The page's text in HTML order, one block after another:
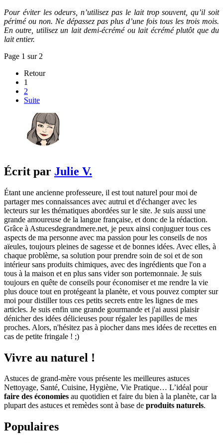
Pour éviter les odeurs, n’utilisez pas le lait trop souvent, qu’il soit
périmé ou non. Ne dépassez pas plus d’une fois tous les trois mois.
En outre, utilisez un lait demi-écrémé ou lait écrémé plutôt que du
lait entier.
Page 1 sur 2
Retour
1
2
Suite
Écrit par Julie V.
Étant une ancienne professeure, il est tout naturel pour moi de
partager mes connaissances avec autrui et d'échanger avec les
lecteurs sur les thématiques abordées sur le site. Je suis aussi une
grande amoureuse de la langue française, et donc de la rédaction.
Grâce à Astucesdegrandmere.net, je peux ainsi conjuguer tous ces
aspects de ma personne avec ma passion pour les conseils de nos
aïeules, toujours pleines de sagesse et de bonnes idées. Avec elles, à
chaque problème, sa solution pour prendre soin de soi et de son
intérieur sans produits chimiques, avec des ingrédients que l'on a
tous à la maison et en plus sans vider son portemonnaie. Je suis
toujours en quête de conseils pour économiser et me rendre la vie
plus douce tout en protégeant la planète, et vous pouvez compter sur
moi pour distiller tous ces petits secrets entre les lignes de mes
articles. Je suis enfin une grande gourmande et j'ai aussi plaisir
dénicher des idées délicieuses pour régaler les papilles de mes
proches. Alors, n'hésitez pas à piocher dans mes idées de recettes en
cas de petite fringale ! ;)
Vivre au naturel !
Astuces de grand-mère vous présente les meilleures astuces
Nettoyage, Santé, Cuisine, Hygiène, Vie Pratique… L’idéal pour
faire des économies au quotidien et faire du bien à la planète, car la
plupart des astuces et remèdes sont à base de produits naturels.
Populaires